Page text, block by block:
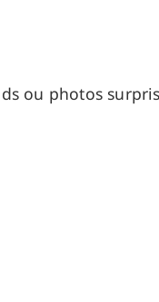
ou photos